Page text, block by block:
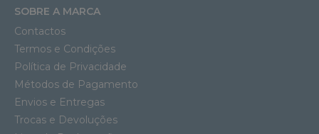
SOBRE A MARCA
Contactos
Termos e Condições
Política de Privacidade
Métodos de Pagamento
Envios e Entregas
Trocas e Devoluções